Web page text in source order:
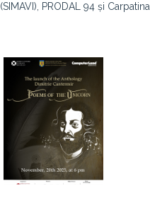
(SIMAVI), PRODAL 94 și Carpatina.